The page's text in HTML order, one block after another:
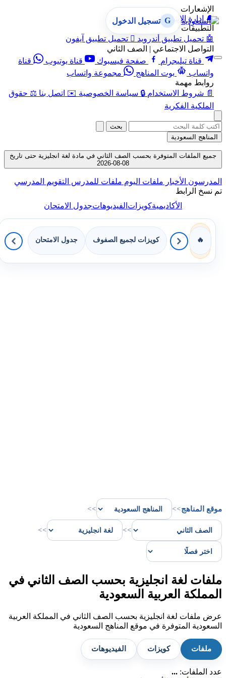
الإشعارات
🔔 إدارة الإشعارات
التطبيقات
🤖 تحميل تطبيق أندرويد  تحميل تطبيق آيفون
التواصل الاجتماعي | الصف الثاني
قناة تيليجرام
صفحة فيسبوك قناة يوتيوب
قناة
واتساب
بوت المناهج
مجموعة واتساب
روابط مهمة
📄 شروط الاستخدام 🔒 سياسة الخصوصية ✉️ اتصل بنا ⚖️ حقوق
الملكية الفكرية
G تسجيل الدخول
بحث
المناهج السعودية
جميع الملفات المتوفرة بحسب الصف الثاني في مادة لغة انجليزية حتى تاريخ
08-08-2026
المدرسون الأخبار ملفات اليوم ملفات للمدرس التقويم المدرسي
تم نسخ الرابط
الأكاديميةكويزاتالفيديوهاتجدول الامتحان
🔥 كويزات لجميع الصفوف جدول الامتحان
موقع المناهج>>
>>
>>
>>
ملفات لغة انجليزية بحسب الصف الثاني في
المملكة العربية السعودية
عرض ملفات لغة انجليزية بحسب الصف الثاني في المملكة العربية
السعودية المتوفرة في موقع المناهج السعودية
ملفات كويزات الفيديوهات
عدد الملفات: ...